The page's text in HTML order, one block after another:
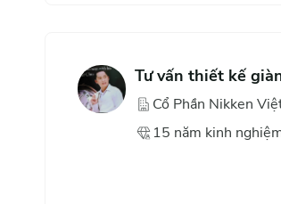
Tư vấn thiết kế
Cổ Phần Nikken
15 năm kinh